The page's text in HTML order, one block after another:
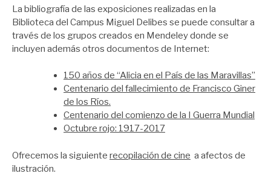
La bibliografía de las exposiciones realizadas en la
Biblioteca del Campus Miguel Delibes se puede consultar a
través de los grupos creados en Mendeley donde se
incluyen además otros documentos de Internet:
150 años de “Alicia en el País de las Maravillas”
Centenario del fallecimiento de Francisco Giner
de los Ríos.
Centenario del comienzo de la I Guerra Mundial
Octubre rojo: 1917-2017
Ofrecemos la siguiente recopilación de cine a afectos de
ilustración.